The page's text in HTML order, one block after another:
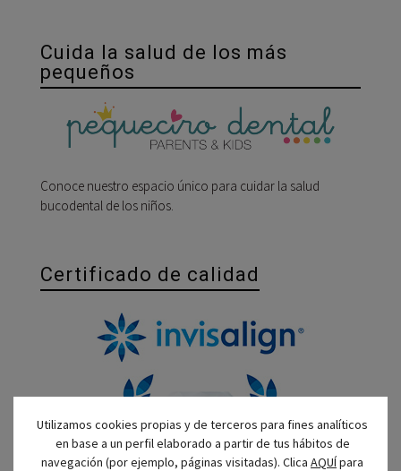
Cuida la salud de los más
pequeños
Conoce nuestro espacio único para cuidar la salud
bucodental de los niños.
Certificado de calidad
Utilizamos cookies propias y de terceros para fines analíticos
en base a un perfil elaborado a partir de tus hábitos de
navegación (por ejemplo, páginas visitadas). Clica AQUÍpara